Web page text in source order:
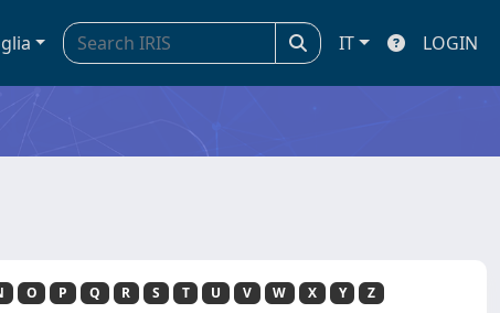
IT LOGIN
O P Q R S T U V W X Y Z